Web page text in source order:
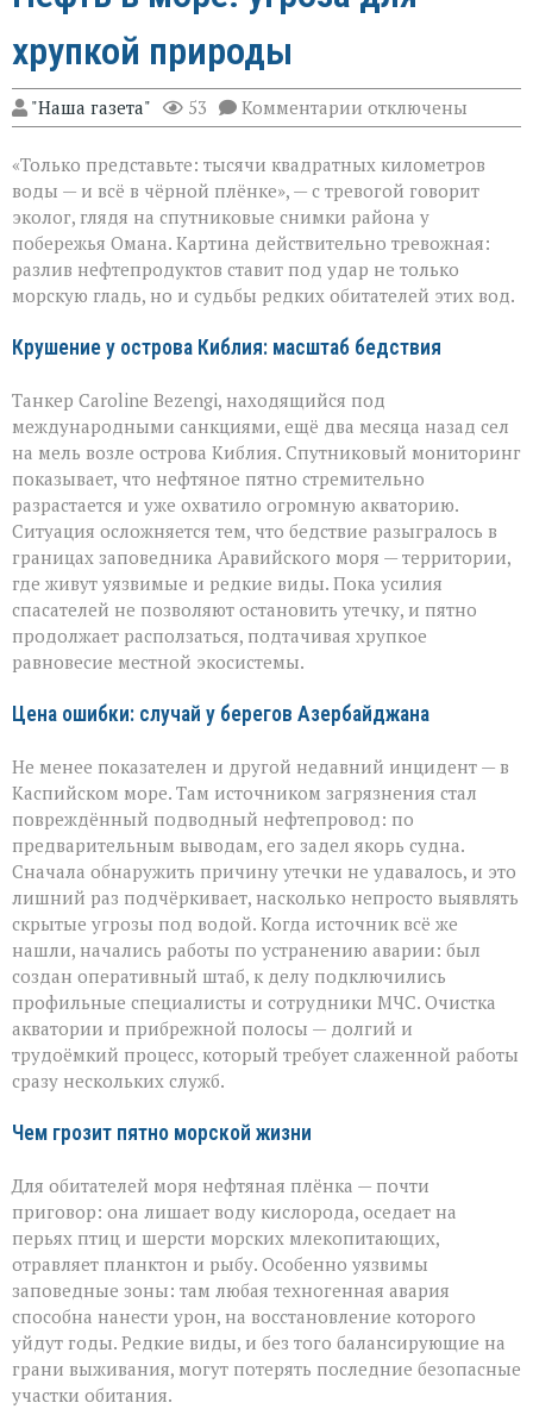
хрупкой природы
"Наша газета" 53 Комментарии к
записи
в
море:
угроза
для
хрупкой
природы
отключены
«Только представьте: тысячи квадратных километров
воды — и всё в чёрной плёнке», — с тревогой говорит
эколог, глядя на спутниковые снимки района у
побережья Омана. Картина действительно тревожная:
разлив нефтепродуктов ставит под удар не только
морскую гладь, но и судьбы редких обитателей этих вод.
Крушение у острова Киблия: масштаб бедствия
Танкер Caroline Bezengi, находящийся под
международными санкциями, ещё два месяца назад сел
на мель возле острова Киблия. Спутниковый мониторинг
показывает, что нефтяное пятно стремительно
разрастается и уже охватило огромную акваторию.
Ситуация осложняется тем, что бедствие разыгралось в
границах заповедника Аравийского моря — территории,
где живут уязвимые и редкие виды. Пока усилия
спасателей не позволяют остановить утечку, и пятно
продолжает расползаться, подтачивая хрупкое
равновесие местной экосистемы.
Цена ошибки: случай у берегов Азербайджана
Не менее показателен и другой недавний инцидент — в
Каспийском море. Там источником загрязнения стал
повреждённый подводный нефтепровод: по
предварительным выводам, его задел якорь судна.
Сначала обнаружить причину утечки не удавалось, и это
лишний раз подчёркивает, насколько непросто выявлять
скрытые угрозы под водой. Когда источник всё же
нашли, начались работы по устранению аварии: был
создан оперативный штаб, к делу подключились
профильные специалисты и сотрудники МЧС. Очистка
акватории и прибрежной полосы — долгий и
трудоёмкий процесс, который требует слаженной работы
сразу нескольких служб.
Чем грозит пятно морской жизни
Для обитателей моря нефтяная плёнка — почти
приговор: она лишает воду кислорода, оседает на
перьях птиц и шерсти морских млекопитающих,
отравляет планктон и рыбу. Особенно уязвимы
заповедные зоны: там любая техногенная авария
способна нанести урон, на восстановление которого
уйдут годы. Редкие виды, и без того балансирующие на
грани выживания, могут потерять последние безопасные
участки обитания.